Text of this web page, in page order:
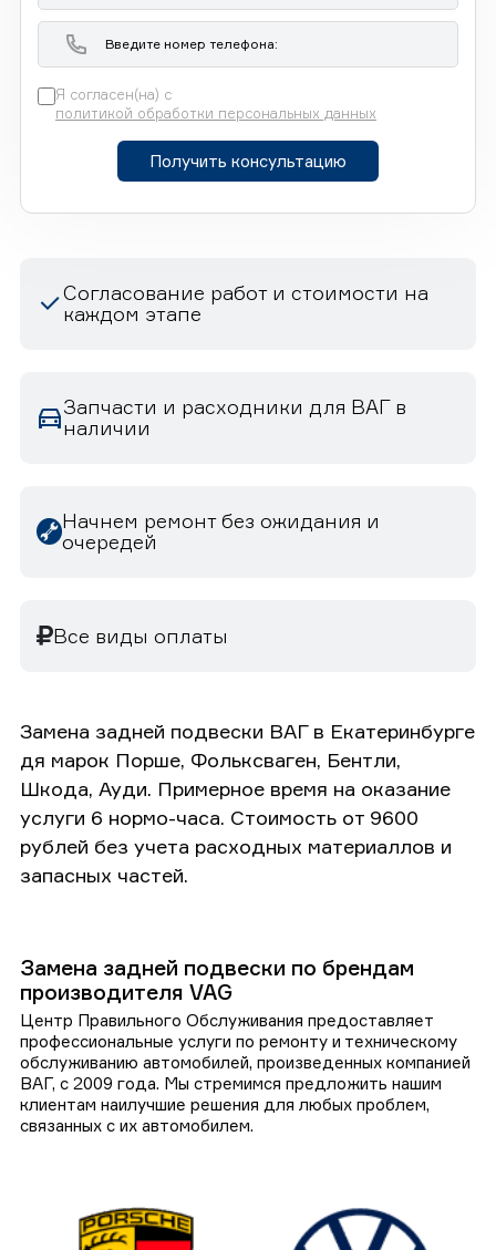
Я согласен(на) с
политикой обработки персональных данных
Получить консультацию
Согласование работ и стоимости на
каждом этапе
Запчасти и расходники для ВАГ в
наличии
Начнем ремонт без ожидания и
очередей
Все виды оплаты
Замена задней подвески ВАГ в Екатеринбурге
дя марок Порше, Фольксваген, Бентли,
Шкода, Ауди. Примерное время на оказание
услуги 6 нормо-часа. Стоимость от 9600
рублей без учета расходных материаллов и
запасных частей.
Замена задней подвески по брендам
производителя VAG
Центр Правильного Обслуживания предоставляет
профессиональные услуги по ремонту и техническому
обслуживанию автомобилей, произведенных компанией
ВАГ, с 2009 года. Мы стремимся предложить нашим
клиентам наилучшие решения для любых проблем,
связанных с их автомобилем.